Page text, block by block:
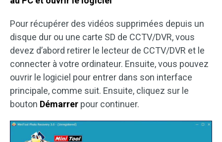
Pour récupérer des vidéos supprimées depuis un
disque dur ou une carte SD de CCTV/DVR, vous
devez d’abord retirer le lecteur de CCTV/DVR et le
connecter à votre ordinateur. Ensuite, vous pouvez
ouvrir le logiciel pour entrer dans son interface
principale, comme suit. Ensuite, cliquez sur le
bouton Démarrer pour continuer.